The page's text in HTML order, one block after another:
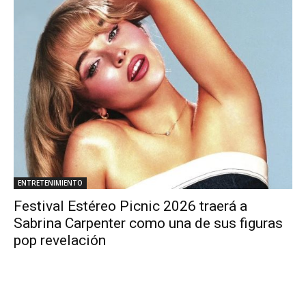
ENTRETENIMIENTO
Festival Estéreo Picnic 2026 traerá a
Sabrina Carpenter como una de sus figuras
pop revelación